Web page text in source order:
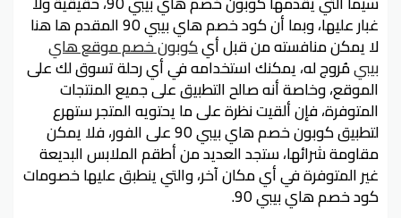
غبار عليها، وبما أن كود خصم هاي بيبي 90 المقدم ها هنا
لا يمكن منافسته من قبل أيكوبون خصم موقع هاي
بيبيمُروج له، يمكنك استخدامه في أي رحلة تسوق لك على
الموقع، وخاصة أنه صالح التطبيق على جميع المنتجات
المتوفرة، فإن ألقيت نظرة على ما يحتويه المتجر ستهرع
لتطبيق كوبون خصم هاي بيبي 90 على الفور، فلا يمكن
مقاومة شرائها، ستجد العديد من أطقم الملابس البديعة
غير المتوفرة في أي مكان آخر، والتي ينطبق عليها خصومات
كود خصم هاي بيبي 90.